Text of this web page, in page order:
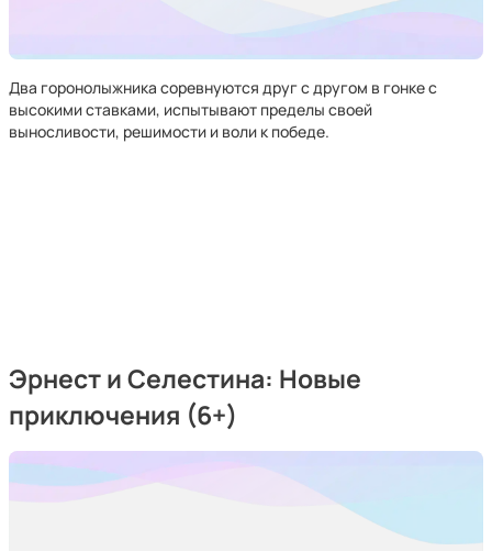
Два горонолыжника соревнуются друг с другом в гонке с
высокими ставками, испытывают пределы своей
выносливости, решимости и воли к победе.
Эрнест и Селестина: Новые
приключения (6+)